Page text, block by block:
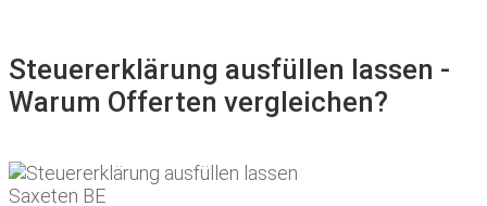
Steuererklärung ausfüllen lassen -
Warum Offerten vergleichen?